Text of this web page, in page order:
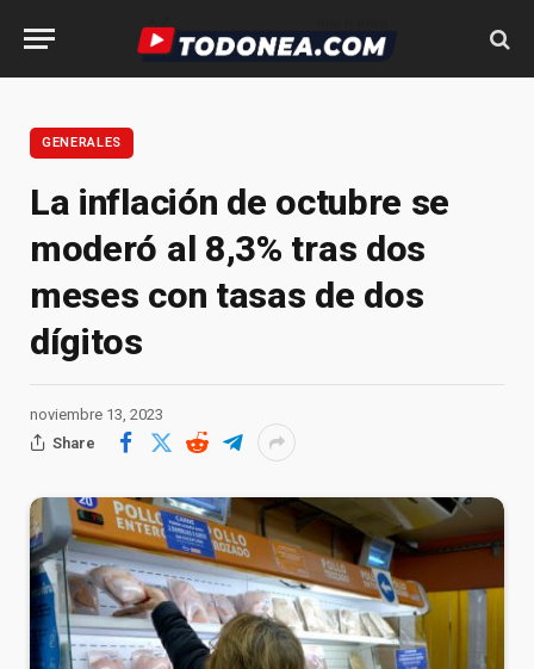
GENERALES
La inflación de octubre se
moderó al 8,3% tras dos
meses con tasas de dos
dígitos
noviembre 13, 2023
Share